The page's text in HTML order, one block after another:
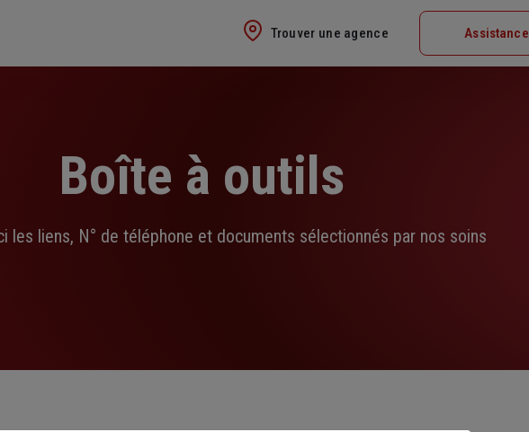
Trouver une agence Assistance
Boîte à outils
les liens, N° de téléphone et documents sélectionnés par nos soins